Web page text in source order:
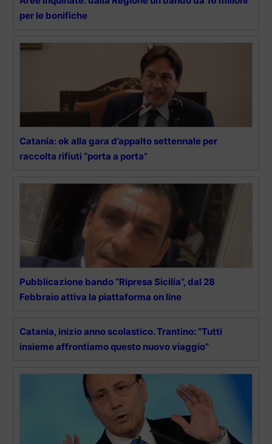
per le bonifiche
Catania: ok alla gara d’appalto settennale per
raccolta rifiuti “porta a porta”
Pubblicazione bando “Ripresa Sicilia”, dal 28
Febbraio attiva la piattaforma on line
Catania, inizio anno scolastico. Trantino: “Tutti
insieme affrontiamo questo nuovo viaggio”